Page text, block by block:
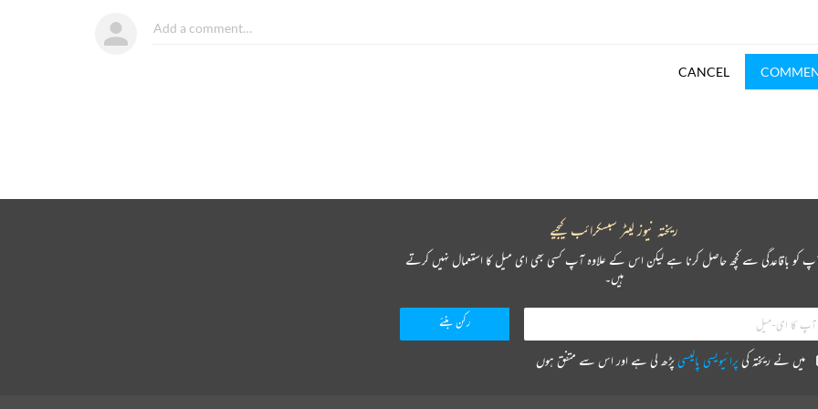
CANCEL
ریختہ نیوز لیٹر سبسکرائب کیجیے
کو باقاعدگی سے کچھ حاصل کرنا ہے لیکن اس کے علاوہ آپ کسی بھی ای میل کا استعمال نہیں کرتے
ہیں۔
میں نے ریختہ کیپرائیویسی پالیسیپڑھ لی ہے اور اس سے متفق ہوں